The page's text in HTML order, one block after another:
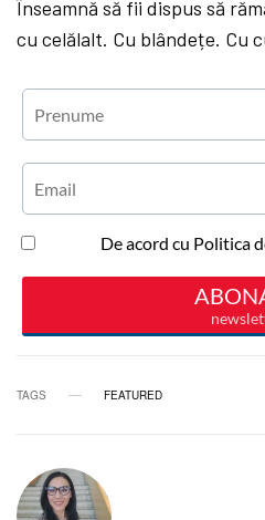
Înseamnă să fii dispus să
cu celălalt. Cu blândețe. Cu
TAGS FEATURED